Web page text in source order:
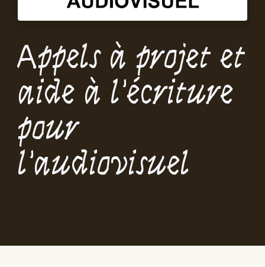
Appels à projet et
aide à l’écriture
pour
l’audiovisuel